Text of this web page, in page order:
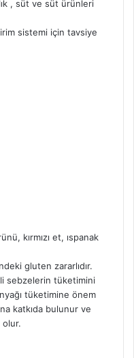
, süt ve süt ürünleri
sistemi için tavsiye
kırmızı et, ıspanak
gluten zararlıdır.
sebzelerin tüketimini
tüketimine önem
katkıda bulunur ve
olur.